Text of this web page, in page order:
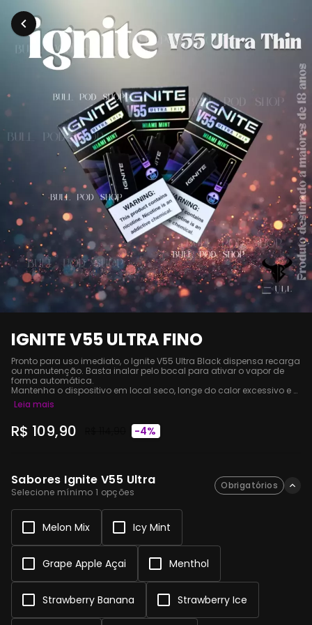
IGNITE V55 ULTRA FINO
Pronto para uso imediato, o Ignite V55 Ultra Black dispensa recarga
ou manutenção. Basta inalar pelo bocal para ativar o vapor de
forma automática.
Mantenha o dispositivo em local seco, longe do calor excessivo e
da luz solar direta.
Não exponha a líquidos, evite quedas e descarte o produto de
Produto destinado exclusivamente a maiores de 18 anos. Evite o
uso em ambientes fechados e mantenha fora do alcance de
Leia mais
R$ 109,90 -4%
Sabores Ignite V55 Ultra
Selecione mínimo 1 opções
Obrigatórios
Melon Mix Icy Mint
Grape Apple Açai Menthol
Strawberry Banana Strawberry Ice